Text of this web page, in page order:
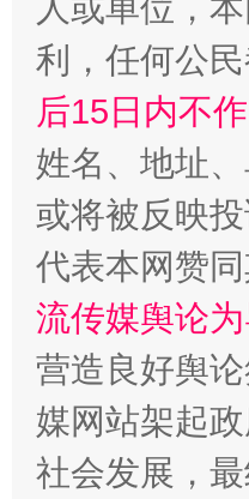
人或单位，
利，任何公
后15日内不
姓名、地址
或将被反映
代表本网赞
流传媒舆论为
营造良好舆
媒网站架起
社会发展，